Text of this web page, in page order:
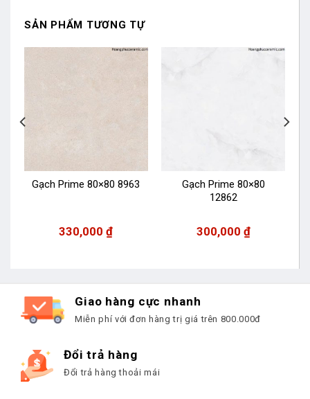
SẢN PHẨM TƯƠNG TỰ
Gạch Prime 80×80 8963
330,000₫
Gạch Prime 80×80
12862
300,000 ₫
Giao hàng cực nhanh
Miễn phí với đơn hàng trị giá trên 800.000đ
Đổi trả hàng
Đổi trả hàng thoải mái